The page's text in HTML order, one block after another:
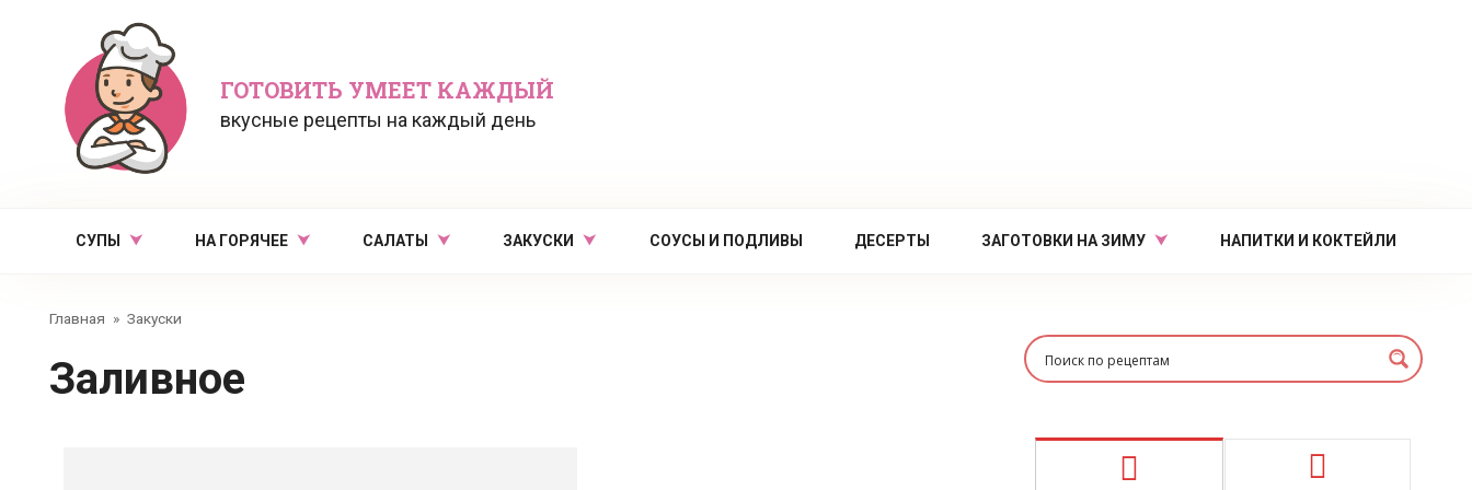
ГОТОВИТЬ УМЕЕТ КАЖДЫЙ
вкусные рецепты на каждый день
СУПЫ НА ГОРЯЧЕЕ САЛАТЫ ЗАКУСКИ СОУСЫ И ПОДЛИВЫ ДЕСЕРТЫ ЗАГОТОВКИ НА ЗИМУ НАПИТКИ И КОКТЕЙЛИ
Главная » Закуски
Заливное